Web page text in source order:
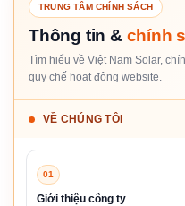
TRUNG TÂM CHÍNH SÁCH
Thông tin & chính
Tìm hiểu về Việt Nam Solar,
quy chế hoạt động website.
VỀ CHÚNG TÔI
01
Giới thiệu công ty